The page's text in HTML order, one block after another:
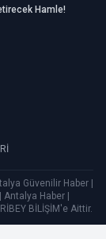
Hamle!
Güvenilir Haber |
Antalya Haber |
BİLİŞİM'e Aittir.